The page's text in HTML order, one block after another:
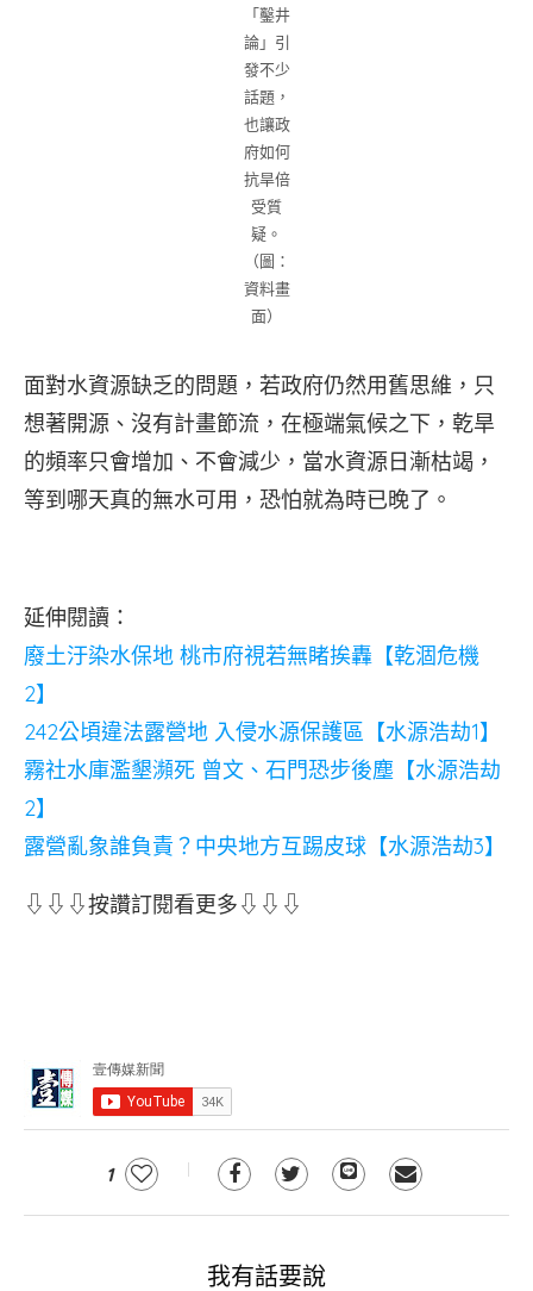
「鑿井
論」引
發不少
話題，
也讓政
府如何
抗旱倍
受質
疑。
（圖：
資料畫
面）
面對水資源缺乏的問題，若政府仍然用舊思維，只
想著開源、沒有計畫節流，在極端氣候之下，乾旱
的頻率只會增加、不會減少，當水資源日漸枯竭，
等到哪天真的無水可用，恐怕就為時已晚了。
延伸閱讀：
廢土汙染水保地 桃市府視若無睹挨轟【乾涸危機
2】
242公頃違法露營地 入侵水源保護區【水源浩劫1】
霧社水庫濫墾瀕死 曾文、石門恐步後塵【水源浩劫
2】
露營亂象誰負責？中央地方互踢皮球【水源浩劫3】
⇩⇩⇩按讚訂閱看更多⇩⇩⇩
1
我有話要說